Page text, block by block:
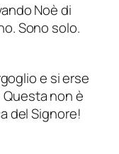
Noè di
Sono solo.
e si erse
Questa non è
del Signore!